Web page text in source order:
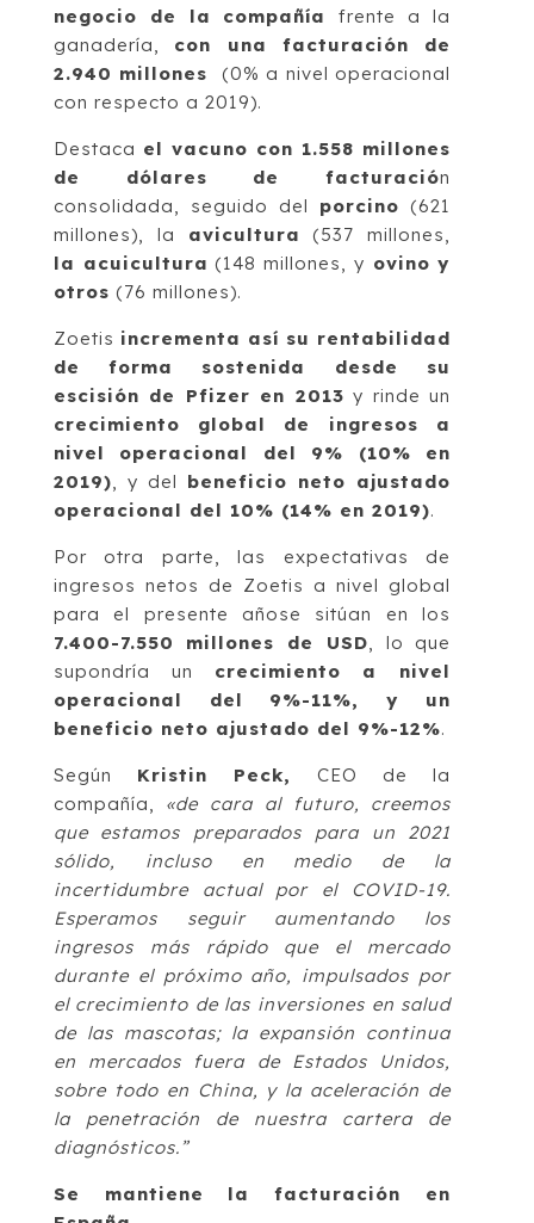
negocio de la compañíafrente a la
ganadería, con una facturación de
2.940 millones
(0% a nivel operacional
con respecto a 2019).
Destaca el vacuno con 1.558 millones
de dólares de facturación
consolidada, seguido del porcino (621
millones), la avicultura (537 millones,
la acuicultura (148 millones, y ovino y
otros (76 millones).
Zoetis incrementa así su rentabilidad
de forma sostenida desde su
escisión de Pfizer en 2013 y rinde un
crecimiento global de ingresos a
nivel operacional del 9% (10% en
2019) , y del beneficio neto ajustado
operacional del 10% (14% en 2019).
Por otra parte, las expectativas de
ingresos netos de Zoetis a nivel global
para el presente añose sitúan en los
7.400-7.550 millones de USD , lo que
supondría un crecimiento a nivel
operacional del 9%-11%, y un
beneficio neto ajustado del 9%-12%.
Según Kristin Peck,CEO de la
compañía, «de cara al futuro, creemos
que estamos preparados para un 2021
sólido, incluso en medio de la
incertidumbre actual por el COVID-19.
Esperamos seguir aumentando los
ingresos más rápido que el mercado
durante el próximo año, impulsados por
el crecimiento de las inversiones en salud
de las mascotas; la expansión continua
en mercados fuera de Estados Unidos,
sobre todo en China, y la aceleración de
la penetración de nuestra cartera de
diagnósticos.”
Se mantiene la facturación en